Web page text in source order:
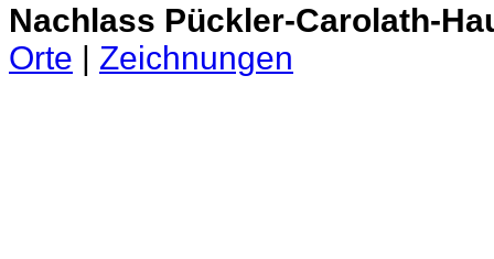
Nachlass Pückler-Carolath-
Orte | Zeichnungen